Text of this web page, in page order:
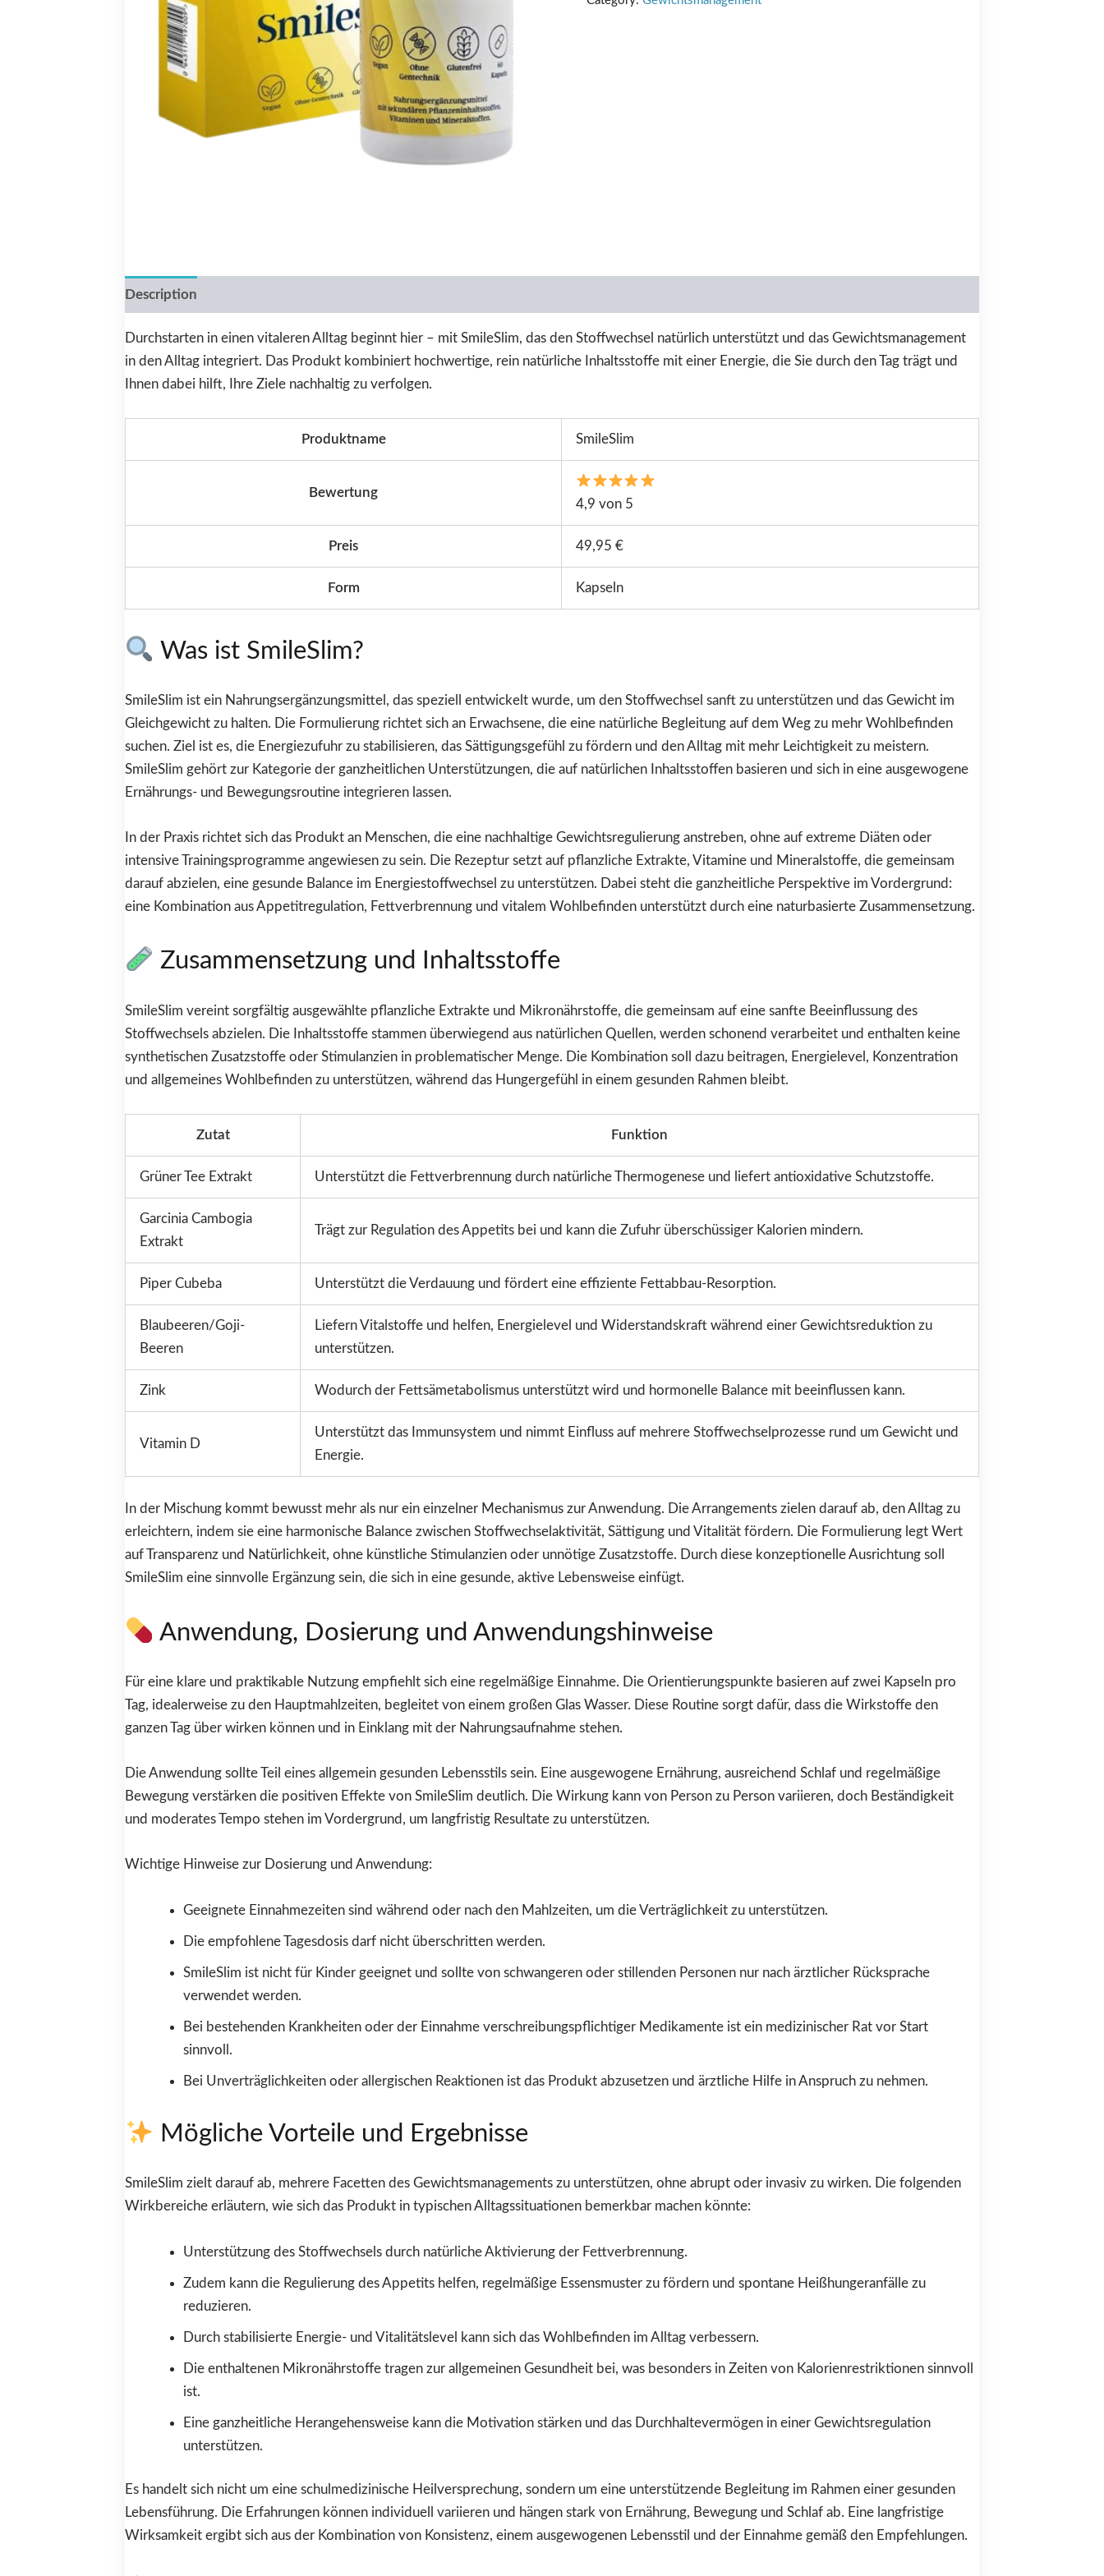
Description
Durchstarten in einen vitaleren Alltag beginnt hier – mit SmileSlim, das den Stoffwechsel natürlich unterstützt und das Gewichtsmanagement
in den Alltag integriert. Das Produkt kombiniert hochwertige, rein natürliche Inhaltsstoffe mit einer Energie, die Sie durch den Tag trägt und
Ihnen dabei hilft, Ihre Ziele nachhaltig zu verfolgen.
Produktname SmileSlim
Bewertung
4,9 von 5
Preis 49,95 €
Form Kapseln
Was ist SmileSlim?
SmileSlim ist ein Nahrungsergänzungsmittel, das speziell entwickelt wurde, um den Stoffwechsel sanft zu unterstützen und das Gewicht im
Gleichgewicht zu halten. Die Formulierung richtet sich an Erwachsene, die eine natürliche Begleitung auf dem Weg zu mehr Wohlbefinden
suchen. Ziel ist es, die Energiezufuhr zu stabilisieren, das Sättigungsgefühl zu fördern und den Alltag mit mehr Leichtigkeit zu meistern.
SmileSlim gehört zur Kategorie der ganzheitlichen Unterstützungen, die auf natürlichen Inhaltsstoffen basieren und sich in eine ausgewogene
Ernährungs- und Bewegungsroutine integrieren lassen.
In der Praxis richtet sich das Produkt an Menschen, die eine nachhaltige Gewichtsregulierung anstreben, ohne auf extreme Diäten oder
intensive Trainingsprogramme angewiesen zu sein. Die Rezeptur setzt auf pflanzliche Extrakte, Vitamine und Mineralstoffe, die gemeinsam
darauf abzielen, eine gesunde Balance im Energiestoffwechsel zu unterstützen. Dabei steht die ganzheitliche Perspektive im Vordergrund:
eine Kombination aus Appetitregulation, Fettverbrennung und vitalem Wohlbefinden unterstützt durch eine naturbasierte Zusammensetzung.
Zusammensetzung und Inhaltsstoffe
SmileSlim vereint sorgfältig ausgewählte pflanzliche Extrakte und Mikronährstoffe, die gemeinsam auf eine sanfte Beeinflussung des
Stoffwechsels abzielen. Die Inhaltsstoffe stammen überwiegend aus natürlichen Quellen, werden schonend verarbeitet und enthalten keine
synthetischen Zusatzstoffe oder Stimulanzien in problematischer Menge. Die Kombination soll dazu beitragen, Energielevel, Konzentration
und allgemeines Wohlbefinden zu unterstützen, während das Hungergefühl in einem gesunden Rahmen bleibt.
Zutat Funktion
Grüner Tee Extrakt Unterstützt die Fettverbrennung durch natürliche Thermogenese und liefert antioxidative Schutzstoffe.
Garcinia Cambogia
Extrakt
Trägt zur Regulation des Appetits bei und kann die Zufuhr überschüssiger Kalorien mindern.
Piper Cubeba Unterstützt die Verdauung und fördert eine effiziente Fettabbau-Resorption.
Blaubeeren/Goji-
Beeren
Liefern Vitalstoffe und helfen, Energielevel und Widerstandskraft während einer Gewichtsreduktion zu
unterstützen.
Zink Wodurch der Fettsämetabolismus unterstützt wird und hormonelle Balance mit beeinflussen kann.
Vitamin D
Unterstützt das Immunsystem und nimmt Einfluss auf mehrere Stoffwechselprozesse rund um Gewicht und
Energie.
In der Mischung kommt bewusst mehr als nur ein einzelner Mechanismus zur Anwendung. Die Arrangements zielen darauf ab, den Alltag zu
erleichtern, indem sie eine harmonische Balance zwischen Stoffwechselaktivität, Sättigung und Vitalität fördern. Die Formulierung legt Wert
auf Transparenz und Natürlichkeit, ohne künstliche Stimulanzien oder unnötige Zusatzstoffe. Durch diese konzeptionelle Ausrichtung soll
SmileSlim eine sinnvolle Ergänzung sein, die sich in eine gesunde, aktive Lebensweise einfügt.
Anwendung, Dosierung und Anwendungshinweise
Für eine klare und praktikable Nutzung empfiehlt sich eine regelmäßige Einnahme. Die Orientierungspunkte basieren auf zwei Kapseln pro
Tag, idealerweise zu den Hauptmahlzeiten, begleitet von einem großen Glas Wasser. Diese Routine sorgt dafür, dass die Wirkstoffe den
ganzen Tag über wirken können und in Einklang mit der Nahrungsaufnahme stehen.
Die Anwendung sollte Teil eines allgemein gesunden Lebensstils sein. Eine ausgewogene Ernährung, ausreichend Schlaf und regelmäßige
Bewegung verstärken die positiven Effekte von SmileSlim deutlich. Die Wirkung kann von Person zu Person variieren, doch Beständigkeit
und moderates Tempo stehen im Vordergrund, um langfristig Resultate zu unterstützen.
Wichtige Hinweise zur Dosierung und Anwendung:
Geeignete Einnahmezeiten sind während oder nach den Mahlzeiten, um die Verträglichkeit zu unterstützen.
Die empfohlene Tagesdosis darf nicht überschritten werden.
SmileSlim ist nicht für Kinder geeignet und sollte von schwangeren oder stillenden Personen nur nach ärztlicher Rücksprache
verwendet werden.
Bei bestehenden Krankheiten oder der Einnahme verschreibungspflichtiger Medikamente ist ein medizinischer Rat vor Start
sinnvoll.
Bei Unverträglichkeiten oder allergischen Reaktionen ist das Produkt abzusetzen und ärztliche Hilfe in Anspruch zu nehmen.
Mögliche Vorteile und Ergebnisse
SmileSlim zielt darauf ab, mehrere Facetten des Gewichtsmanagements zu unterstützen, ohne abrupt oder invasiv zu wirken. Die folgenden
Wirkbereiche erläutern, wie sich das Produkt in typischen Alltagssituationen bemerkbar machen könnte:
Unterstützung des Stoffwechsels durch natürliche Aktivierung der Fettverbrennung.
Zudem kann die Regulierung des Appetits helfen, regelmäßige Essensmuster zu fördern und spontane Heißhungeranfälle zu
reduzieren.
Durch stabilisierte Energie- und Vitalitätslevel kann sich das Wohlbefinden im Alltag verbessern.
Die enthaltenen Mikronährstoffe tragen zur allgemeinen Gesundheit bei, was besonders in Zeiten von Kalorienrestriktionen sinnvoll
ist.
Eine ganzheitliche Herangehensweise kann die Motivation stärken und das Durchhaltevermögen in einer Gewichtsregulation
unterstützen.
Es handelt sich nicht um eine schulmedizinische Heilversprechung, sondern um eine unterstützende Begleitung im Rahmen einer gesunden
Lebensführung. Die Erfahrungen können individuell variieren und hängen stark von Ernährung, Bewegung und Schlaf ab. Eine langfristige
Wirksamkeit ergibt sich aus der Kombination von Konsistenz, einem ausgewogenen Lebensstil und der Einnahme gemäß den Empfehlungen.